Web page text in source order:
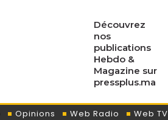
Découvrez
nos
publications
Hebdo &
Magazine sur
pressplus.ma
Opinions Web Radio Web TV